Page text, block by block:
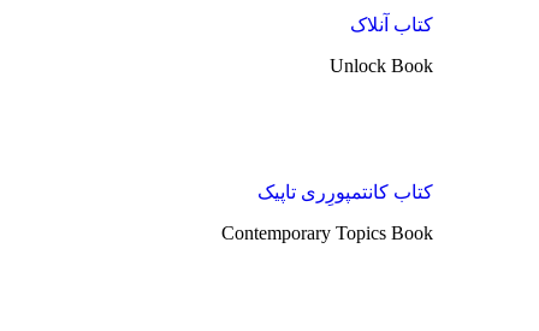
کتاب آنلاک
Unlock Book
کتاب کانتمپورِری تاپیک
Contemporary Topics Book